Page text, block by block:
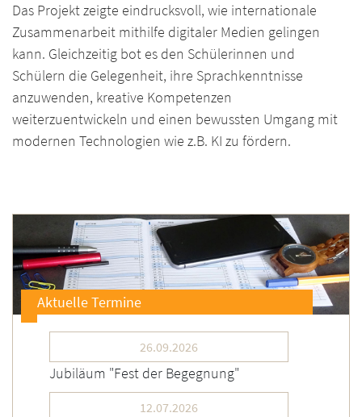
Das Projekt zeigte eindrucksvoll, wie internationale
Zusammenarbeit mithilfe digitaler Medien gelingen
kann. Gleichzeitig bot es den Schülerinnen und
Schülern die Gelegenheit, ihre Sprachkenntnisse
anzuwenden, kreative Kompetenzen
weiterzuentwickeln und einen bewussten Umgang mit
modernen Technologien wie z.B. KI zu fördern.
Aktuelle Termine
26.09.2026
Jubiläum "Fest der Begegnung"
12.07.2026